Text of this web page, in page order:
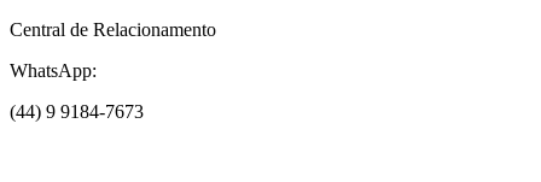
Central de Relacionamento
WhatsApp:
(44) 9 9184-7673